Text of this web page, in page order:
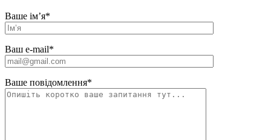
Ваше ім’я*
Ваш e-mail*
Ваше повідомлення*